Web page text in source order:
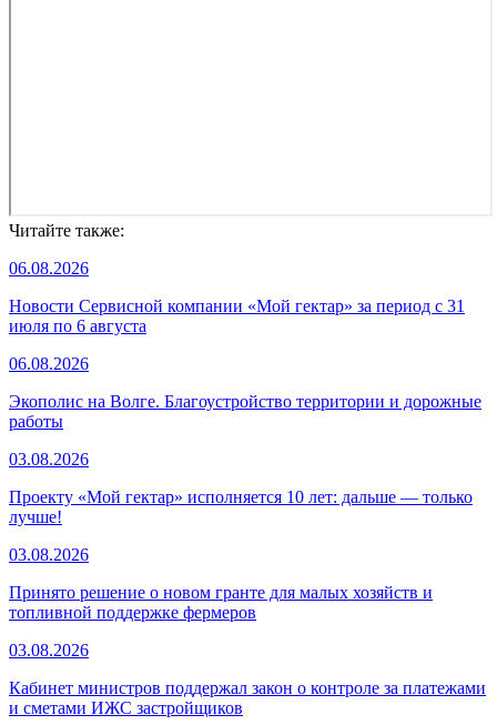
Читайте также:
06.08.2026
Новости Сервисной компании «Мой гектар» за период с 31
июля по 6 августа
06.08.2026
Экополис на Волге. Благоустройство территории и дорожные
работы
03.08.2026
Проекту «Мой гектар» исполняется 10 лет: дальше — только
лучше!
03.08.2026
Принято решение о новом гранте для малых хозяйств и
топливной поддержке фермеров
03.08.2026
Кабинет министров поддержал закон о контроле за платежами
и сметами ИЖС застройщиков